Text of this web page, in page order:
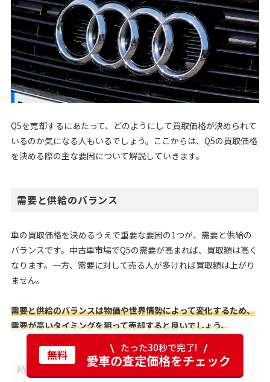
Q5を売却するにあたって、どのようにして買取価格が決められて
いるのか気になる人もいるでしょう。ここからは、Q5の買取価格
を決める際の主な要因について解説していきます。
需要と供給のバランス
車の買取価格を決めるうえで重要な要因の1つが、需要と供給の
バランスです。中古車市場でQ5の需要が高まれば、買取額は高く
なります。一方、需要に対して売る人が多ければ買取額は上がり
ません。
需要と供給のバランスは物価や世界情勢によって変化するため、
需要が高いタイミングを狙って売却すると良いでしょう。
時期ごとの車の流通量
無料 たった30秒で完了!
愛車の査定価格をチェック